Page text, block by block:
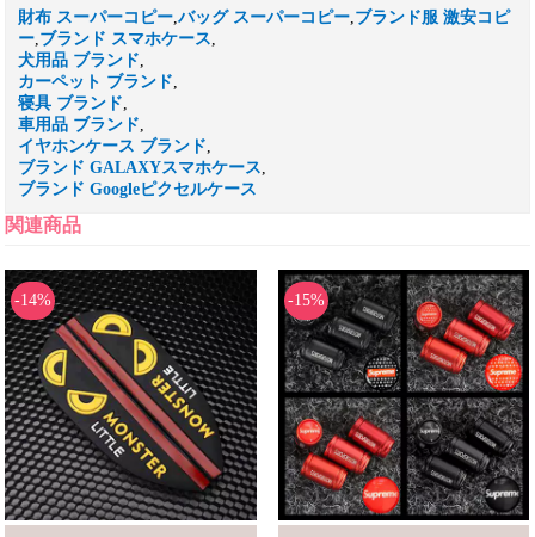
財布 スーパーコピー ,バッグ スーパーコピー ブランド服 激安コピ
ー ブランド スマホケース
犬用品 ブランド
カーペット ブランド
寝具 ブランド
車用品 ブランド
イヤホンケース ブランド
ブランド GALAXYスマホケース
ブランド Googleピクセルケース
関連商品
-14% -15%